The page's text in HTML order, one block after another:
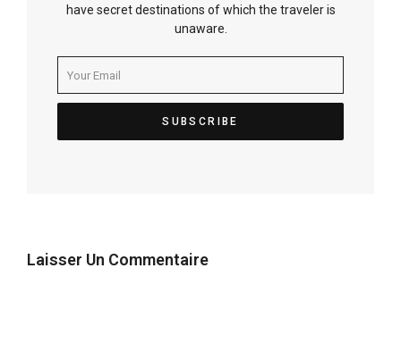
have secret destinations of which the traveler is
unaware.
Laisser Un Commentaire